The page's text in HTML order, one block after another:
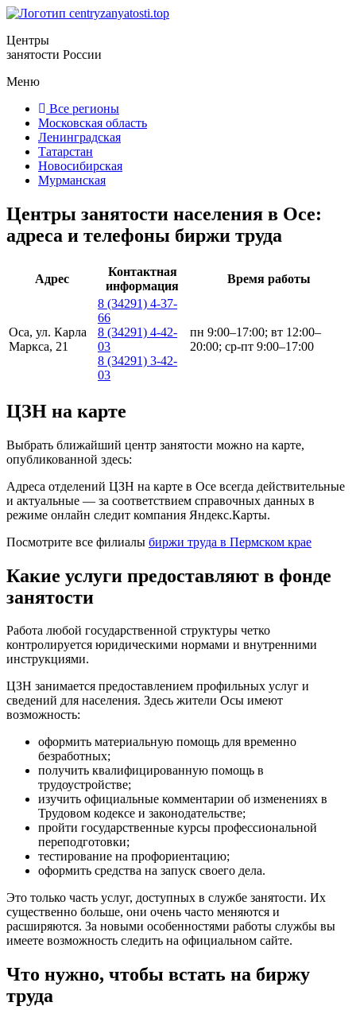
Центры
занятости России
Меню
Все регионы
Московская область
Ленинградская
Татарстан
Новосибирская
Мурманская
Центры занятости населения в Осе:
адреса и телефоны биржи труда
Адрес
Контактная
информация
Время работы
Оса, ул. Карла
Маркса, 21
8 (34291) 4-37-
66
8 (34291) 4-42-
03
8 (34291) 3-42-
03
пн 9:00–17:00; вт 12:00–
20:00; ср-пт 9:00–17:00
ЦЗН на карте
Выбрать ближайший центр занятости можно на карте,
опубликованной здесь:
Адреса отделений ЦЗН на карте в Осе всегда действительные
и актуальные — за соответствием справочных данных в
режиме онлайн следит компания Яндекс.Карты.
Посмотрите все филиалы биржи труда в Пермском крае
Какие услуги предоставляют в фонде
занятости
Работа любой государственной структуры четко
контролируется юридическими нормами и внутренними
инструкциями.
ЦЗН занимается предоставлением профильных услуг и
сведений для населения. Здесь жители Осы имеют
возможность:
оформить материальную помощь для временно
безработных;
получить квалифицированную помощь в
трудоустройстве;
изучить официальные комментарии об изменениях в
Трудовом кодексе и законодательстве;
пройти государственные курсы профессиональной
переподготовки;
тестирование на профориентацию;
оформить средства на запуск своего дела.
Это только часть услуг, доступных в службе занятости. Их
существенно больше, они очень часто меняются и
расширяются. За новыми особенностями работы службы вы
имеете возможность следить на официальном сайте.
Что нужно, чтобы встать на биржу
труда